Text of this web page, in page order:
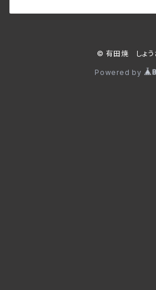
© 有田焼 しょう
Powered by